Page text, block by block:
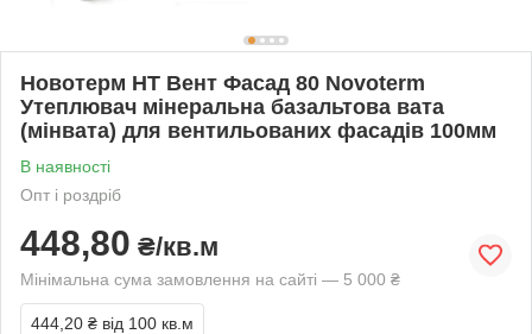
Новотерм НТ Вент Фасад 80 Novoterm
Утеплювач мінеральна базальтова вата
(мінвата) для вентильованих фасадів 100мм
В наявності
Опт і роздріб
448,80 ₴/кв.м
Мінімальна сума замовлення на сайті — 5 000 ₴
444,20 ₴ від 100 кв.м